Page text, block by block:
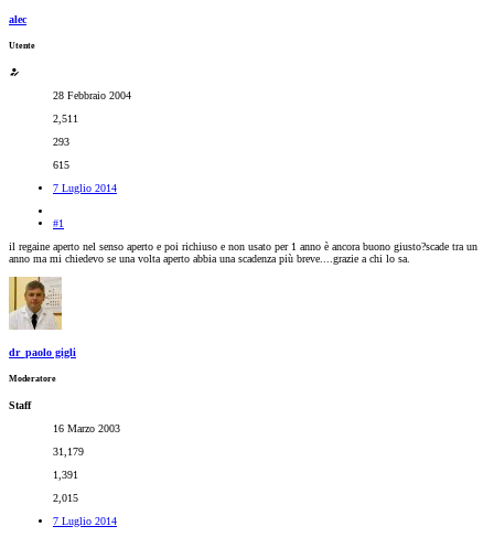
alec
Utente
28 Febbraio 2004
2,511
293
615
7 Luglio 2014
#1
il regaine aperto nel senso aperto e poi richiuso e non usato per 1 anno è ancora buono giusto?scade tra un
anno ma mi chiedevo se una volta aperto abbia una scadenza più breve....grazie a chi lo sa.
dr_paolo gigli
Moderatore
Staff
16 Marzo 2003
31,179
1,391
2,015
7 Luglio 2014